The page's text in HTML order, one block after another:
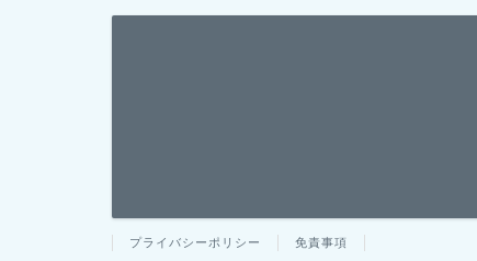
プライバシーポリシー 免責事項